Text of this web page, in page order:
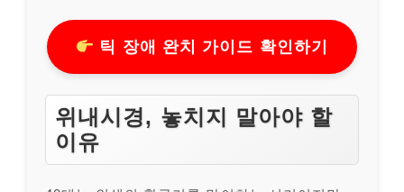
틱 장애 완치 가이드 확인하기
위내시경, 놓치지 말아야 할
이유